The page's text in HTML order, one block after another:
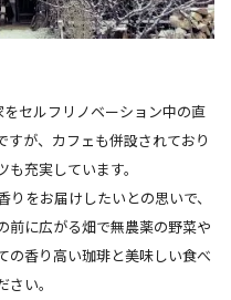
セルフリノベーション中の直
すが、カフェも併設されており
充実しています。
をお届けしたいとの思いで、
前に広がる畑で無農薬の野菜や
の香り高い珈琲と美味しい食べ
い。